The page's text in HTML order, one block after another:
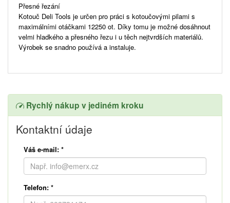
Přesné řezání
Kotouč Deli Tools je určen pro práci s kotoučovými pilami s
maximálními otáčkami 12250 ot. Díky tomu je možné dosáhnout
velmi hladkého a přesného řezu i u těch nejtvrdších materiálů.
Výrobek se snadno používá a instaluje.
Rychlý nákup v jediném kroku
Kontaktní údaje
Váš e-mail: *
Telefon: *